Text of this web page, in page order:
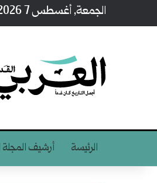
الجمعة, أغسطس 7 2026
الرئيسة أرشيف المجلة